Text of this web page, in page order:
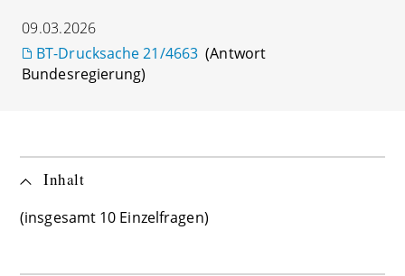
09.03.2026
BT-Drucksache 21/4663 (Antwort
Bundesregierung)
Inhalt
(insgesamt 10 Einzelfragen)